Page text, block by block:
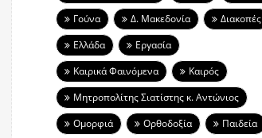
Γούνα
Δ. Μακεδονία
Διακοπές
Ελλάδα
Εργασία
Καιρικά Φαινόμενα
Καιρός
Μητροπολίτης Σιατίστης κ. Αντώνιος
Ομορφιά
Ορθοδοξία
Παιδεία